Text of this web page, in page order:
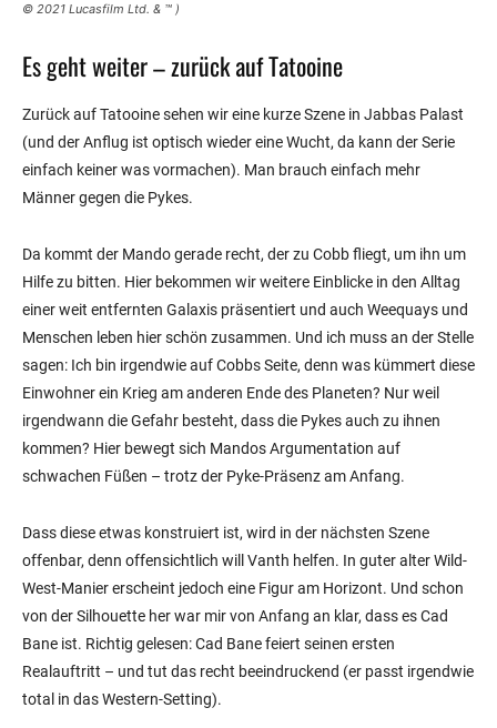
© 2021 Lucasfilm Ltd. & ™ )
Es geht weiter – zurück auf Tatooine
Zurück auf Tatooine sehen wir eine kurze Szene in Jabbas Palast
(und der Anflug ist optisch wieder eine Wucht, da kann der Serie
einfach keiner was vormachen). Man brauch einfach mehr
Männer gegen die Pykes.
Da kommt der Mando gerade recht, der zu Cobb fliegt, um ihn um
Hilfe zu bitten. Hier bekommen wir weitere Einblicke in den Alltag
einer weit entfernten Galaxis präsentiert und auch Weequays und
Menschen leben hier schön zusammen. Und ich muss an der Stelle
sagen: Ich bin irgendwie auf Cobbs Seite, denn was kümmert diese
Einwohner ein Krieg am anderen Ende des Planeten? Nur weil
irgendwann die Gefahr besteht, dass die Pykes auch zu ihnen
kommen? Hier bewegt sich Mandos Argumentation auf
schwachen Füßen – trotz der Pyke-Präsenz am Anfang.
Dass diese etwas konstruiert ist, wird in der nächsten Szene
offenbar, denn offensichtlich will Vanth helfen. In guter alter Wild-
West-Manier erscheint jedoch eine Figur am Horizont. Und schon
von der Silhouette her war mir von Anfang an klar, dass es Cad
Bane ist. Richtig gelesen: Cad Bane feiert seinen ersten
Realauftritt – und tut das recht beeindruckend (er passt irgendwie
total in das Western-Setting).